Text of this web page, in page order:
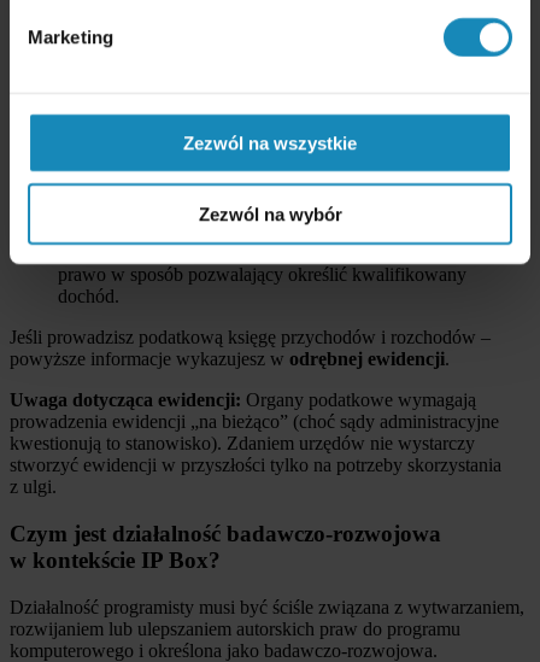
Marketing
Zezwól na wszystkie
Zezwól na wybór
Obowiązki podatnika przy IP Box
każde kwalifikowane prawo własności
intelektualnej w prowadzonej ewidencji rachunkowej.
Prowadzić ewidencjęzapewniającą ustalenie przychodów,
kosztów uzyskania przychodów i dochodu (straty)
przypadających na każde kwalifikowane prawo.
Wyodrębnić kosztyprzypadające na każde kwalifikowane
prawo w sposób pozwalający określić kwalifikowany
dochód.
Jeśli prowadzisz podatkową księgę przychodów i rozchodów –
powyższe informacje wykazujesz w odrębnej ewidencji.
Uwaga dotycząca ewidencji: Organy podatkowe wymagają
prowadzenia ewidencji „na bieżąco” (choć sądy administracyjne
kwestionują to stanowisko). Zdaniem urzędów nie wystarczy
stworzyć ewidencji w przyszłości tylko na potrzeby skorzystania
z ulgi.
Czym jest działalność badawczo-rozwojowa
w kontekście IP Box?
Działalność programisty musi być ściśle związana z wytwarzaniem,
rozwijaniem lub ulepszaniem autorskich praw do programu
komputerowego i określona jako badawczo-rozwojowa.